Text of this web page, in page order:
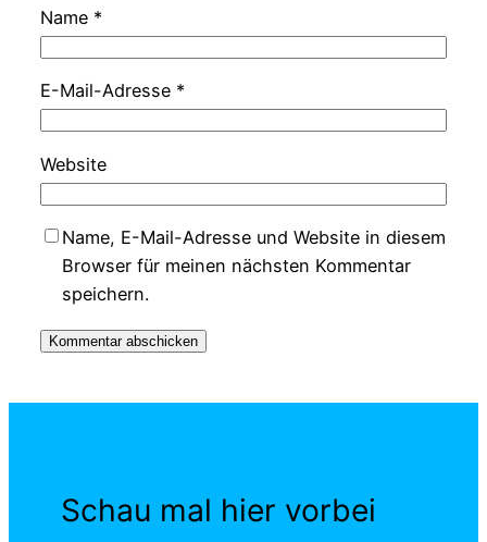
Name *
E-Mail-Adresse *
Website
Name, E-Mail-Adresse und Website in diesem
Browser für meinen nächsten Kommentar
speichern.
Schau mal hier vorbei